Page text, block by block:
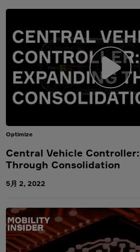
Optimize
Central Vehicle
Through Consolidation
5月 2, 2022